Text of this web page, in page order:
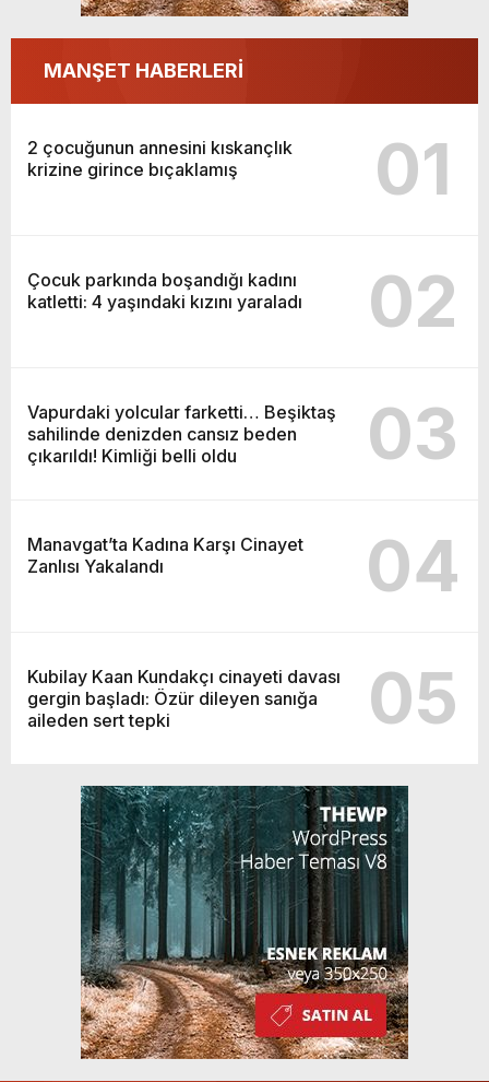
MANŞET HABERLERİ
2 çocuğunun annesini kıskançlık
krizine girince bıçaklamış
01
Çocuk parkında boşandığı kadını
katletti: 4 yaşındaki kızını yaraladı
02
Vapurdaki yolcular farketti… Beşiktaş
sahilinde denizden cansız beden
çıkarıldı! Kimliği belli oldu
03
Manavgat’ta Kadına Karşı Cinayet
Zanlısı Yakalandı
04
Kubilay Kaan Kundakçı cinayeti davası
gergin başladı: Özür dileyen sanığa
aileden sert tepki
05